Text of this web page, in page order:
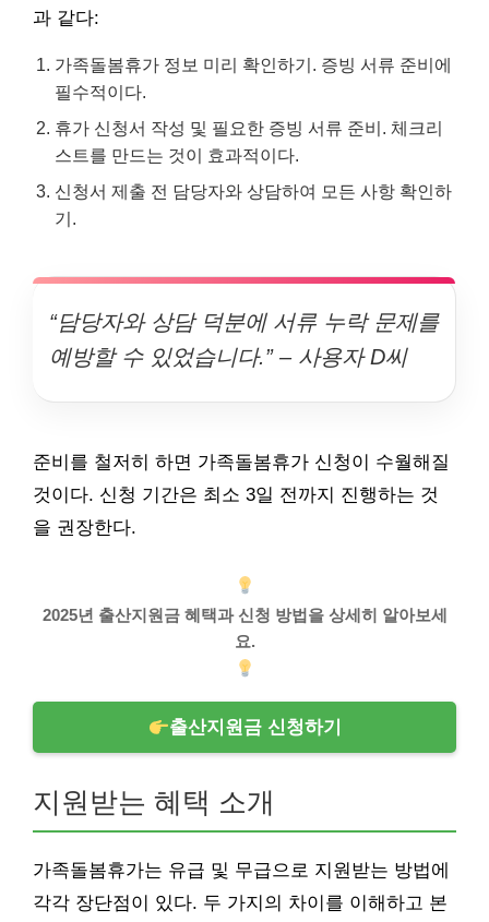
과 같다:
가족돌봄휴가 정보 미리 확인하기. 증빙 서류 준비에
필수적이다.
휴가 신청서 작성 및 필요한 증빙 서류 준비. 체크리
스트를 만드는 것이 효과적이다.
신청서 제출 전 담당자와 상담하여 모든 사항 확인하
기.
“담당자와 상담 덕분에 서류 누락 문제를
예방할 수 있었습니다.” – 사용자 D씨
준비를 철저히 하면 가족돌봄휴가 신청이 수월해질
것이다. 신청 기간은 최소 3일 전까지 진행하는 것
을 권장한다.
2025년 출산지원금 혜택과 신청 방법을 상세히 알아보세
요.
출산지원금 신청하기
지원받는 혜택 소개
가족돌봄휴가는 유급 및 무급으로 지원받는 방법에
각각 장단점이 있다. 두 가지의 차이를 이해하고 본